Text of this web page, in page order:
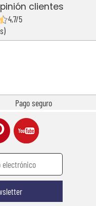
clientes
4,7/5
Pago seguro